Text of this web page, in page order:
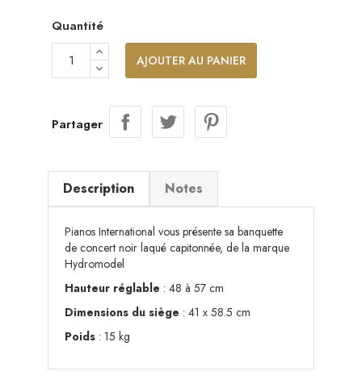
Quantité
AJOUTER AU PANIER
Partager
Description Notes
Pianos International vous présente sa banquette
de concert noir laqué capitonnée, de la marque
Hydromodel
Hauteur réglable : 48 à 57 cm
Dimensions du siège : 41 x 58.5 cm
Poids : 15 kg